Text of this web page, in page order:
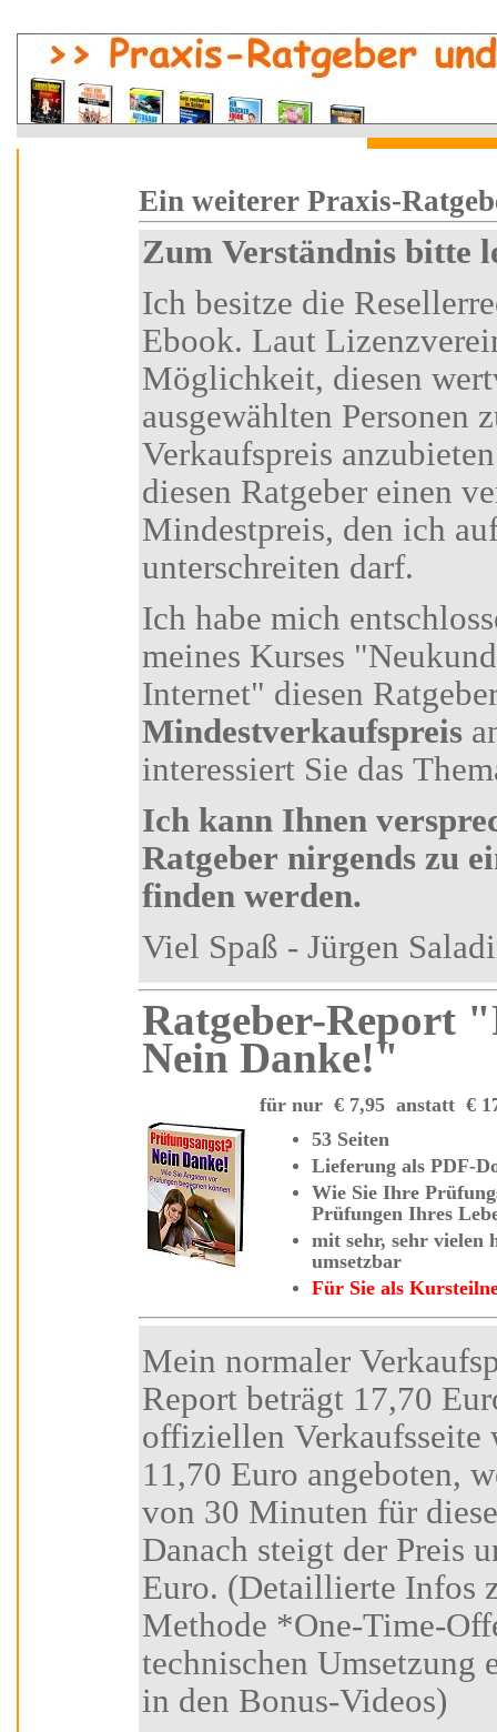
Ein weiterer
Zum Verständnis bitte
Ich besitze die Resellerrechte an diesem Ratgeber-
Ebook. Laut Lizenzvereinbarung habe ich die
Möglichkeit, diesen wertvollen Ratgeber
ausgewählten Personen
Verkaufspreis
diesen Ratgeber einen vertraglich festgelegten
Mindestpreis, den ich auf keinen Fall
unterschreiten darf.
Ich habe mich entschlossen, Ihnen als Teilnehmer
meines Kurses "Neukundengewinnung über das
Internet" diesen
Mindestverkaufspreis
interessiert Sie das
Ich kann Ihnen versprechen, dass Sie diesen
Ratgeber nirgends zu einem
finden werden.
Viel Spaß - Jürgen
Ratgeber-Report "Prüfungsangst?
Nein Danke!"
für nur € 7,95 anstatt €
53 Seiten
Lieferung als
Wie Sie Ihre Prüfungsangst überwinden
Prüfungen
mit sehr, sehr vielen hilfreichen Tipps und Strategien - sofort
umsetzbar
Für Sie als
Mein normaler Verkaufspreis für diesen Insider-
Report beträgt 17,70 Euro. Den Besuchern der
offiziellen Verkaufsseite wird ein
11,70 Euro angeboten, wenn
von 30 Minuten für
Danach steigt der Preis
Euro. (Detaillierte Infos zu dieser Marketing-
Methode *One-Time-Offer-Tool* und zur
technischen Umsetzung erhalten Sie in Kursteil 6
in den Bonus-Videos)